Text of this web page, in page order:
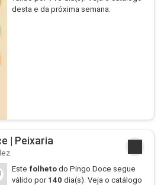
desta e da próxima semana.
| Peixaria
Este folhetodo Pingo Doce segue
válido por 140 dia(s). Veja o catálogo